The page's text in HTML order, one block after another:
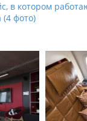
в котором
фото)